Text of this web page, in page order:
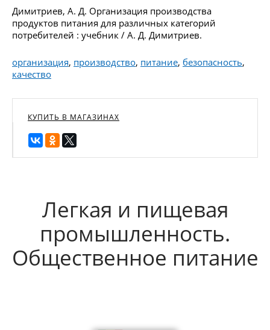
Димитриев, А. Д. Организация производства
продуктов питания для различных категорий
потребителей : учебник / А. Д. Димитриев.
организация, производство, питание, безопасность,
качество
КУПИТЬ В МАГАЗИНАХ
Легкая и пищевая
промышленность.
Общественное питание